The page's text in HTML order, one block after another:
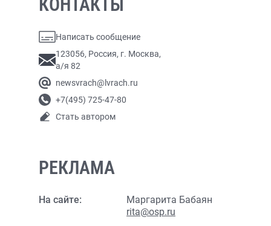
КОНТАКТЫ
Написать сообщение
123056, Россия, г. Москва,
а/я 82
newsvrach@lvrach.ru
+7(495) 725-47-80
Стать автором
РЕКЛАМА
На сайте:
Маргарита Бабаян
rita@osp.ru